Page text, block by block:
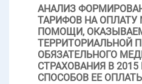
АНАЛИЗ
ТАРИФОВ НА
ПОМОЩИ,
ТЕРРИТОРИАЛЬНОЙ
ОБЯЗАТЕЛЬНОГО
СТРАХОВАНИЯ В
СПОСОБОВ ЕЕ